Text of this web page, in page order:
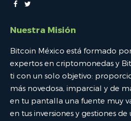
Nuestra Misión
Bitcoin México está formado
expertos en criptomonedas y
ti con un solo objetivo:
más novedosa, imparcial y de
en tu pantalla una fuente muy
en tus inversiones y gestiones